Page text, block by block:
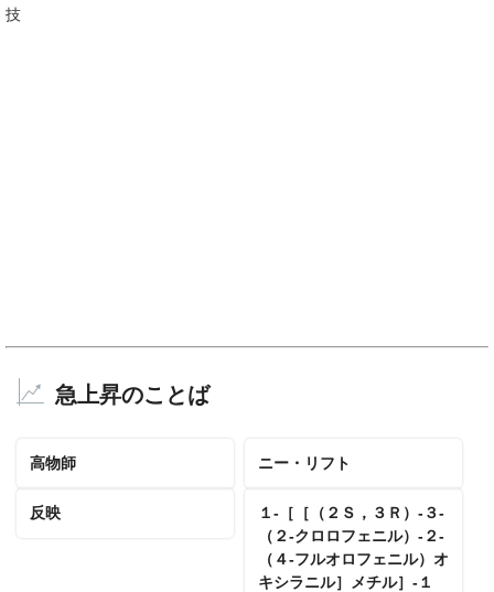
技
急上昇のことば
高物師 ニー・リフト
反映
１‐［［（２Ｓ，３Ｒ）‐３‐
（２‐クロロフェニル）‐２‐
（４‐フルオロフェニル）オ
キシラニル］メチル］‐１